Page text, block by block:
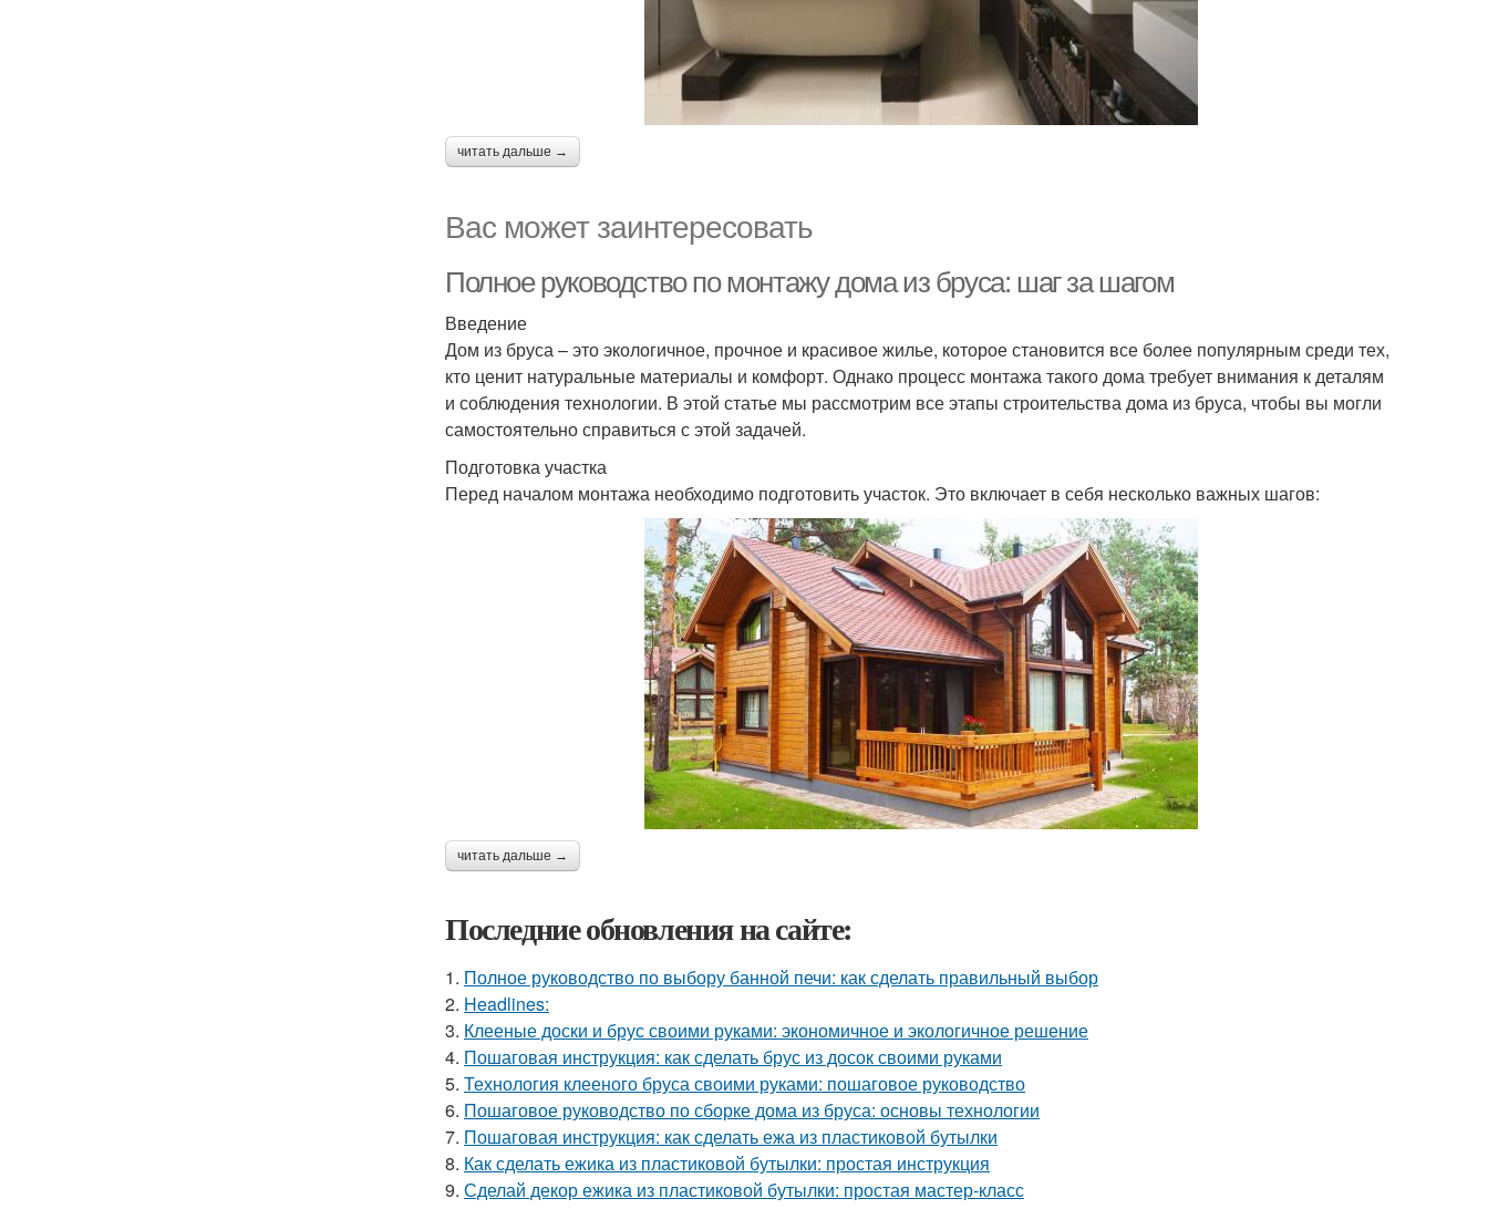
читать дальше →
Вас может заинтересовать
Полное руководство по монтажу дома из бруса: шаг за шагом
Введение
Дом из бруса – это экологичное, прочное и красивое жилье, которое становится все более популярным среди тех,
кто ценит натуральные материалы и комфорт. Однако процесс монтажа такого дома требует внимания к деталям
и соблюдения технологии. В этой статье мы рассмотрим все этапы строительства дома из бруса, чтобы вы могли
самостоятельно справиться с этой задачей.
Подготовка участка
Перед началом монтажа необходимо подготовить участок. Это включает в себя несколько важных шагов:
читать дальше →
Последние обновления на сайте:
1. Полное руководство по выбору банной печи: как сделать правильный выбор
2. Headlines:
3. Клееные доски и брус своими руками: экономичное и экологичное решение
4. Пошаговая инструкция: как сделать брус из досок своими руками
5. Технология клееного бруса своими руками: пошаговое руководство
6. Пошаговое руководство по сборке дома из бруса: основы технологии
7. Пошаговая инструкция: как сделать ежа из пластиковой бутылки
8. Как сделать ежика из пластиковой бутылки: простая инструкция
9. Сделай декор ежика из пластиковой бутылки: простая мастер-класс